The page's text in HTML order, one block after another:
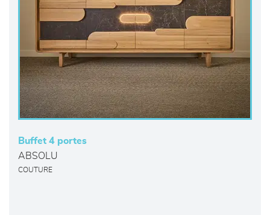
Buffet 4 portes
ABSOLU
COUTURE